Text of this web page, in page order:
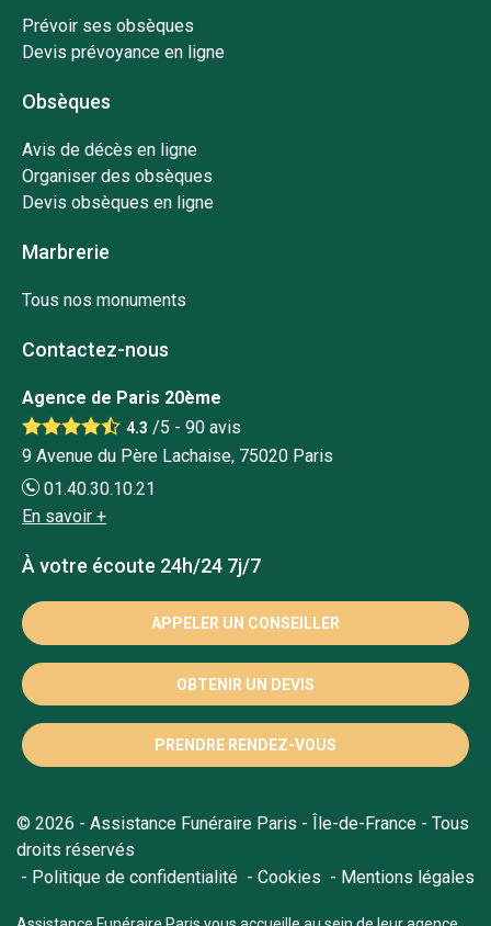
Prévoir ses obsèques
Devis prévoyance en ligne
Obsèques
Avis de décès en ligne
Organiser des obsèques
Devis obsèques en ligne
Marbrerie
Tous nos monuments
Contactez-nous
Agence de Paris 20ème
4.3 /5 - 90 avis
9 Avenue du Père Lachaise, 75020 Paris
01.40.30.10.21
En savoir +
À votre écoute 24h/24 7j/7
APPELER UN CONSEILLER
OBTENIR UN DEVIS
PRENDRE RENDEZ-VOUS
© 2026 - Assistance Funéraire Paris - Île-de-France - Tous
droits réservés
Politique de confidentialité
Cookies Mentions légales